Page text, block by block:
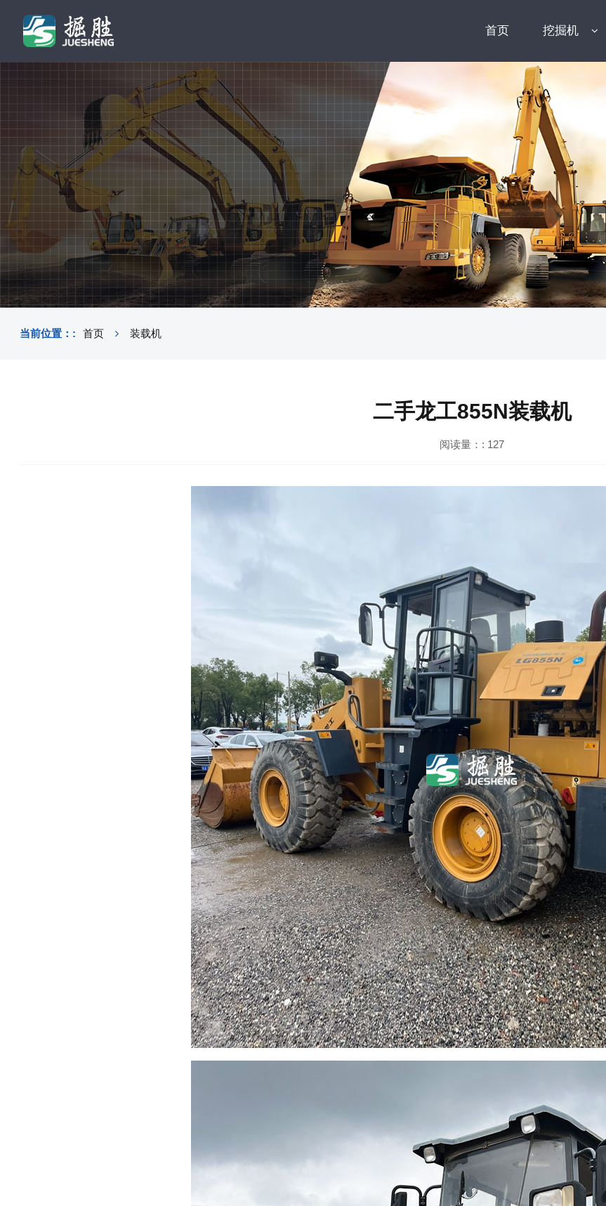
首页 挖掘机
当前位置：: 首页 装载机
二手龙工855N装载机
阅读量：: 127